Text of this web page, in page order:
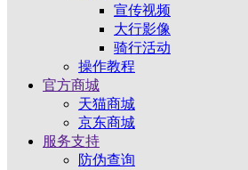
宣传视频
大行影像
骑行活动
操作教程
官方商城
天猫商城
京东商城
服务支持
防伪查询